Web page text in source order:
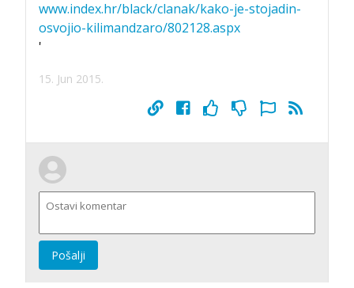
www.index.hr/black/clanak/kako-je-stojadin-
osvojio-kilimandzaro/802128.aspx
'
15. Jun 2015.
Pošalji